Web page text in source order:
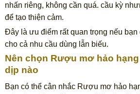
nhấn riêng, không cần quá. cầu kỳ
để tạo thiện cảm.
Đây là ưu điểm rất quan trọng nếu bạn
cho cả nhu cầu dùng lẫn biếu.
Nên chọn Rượu mơ hảo
dịp nào
Bạn có thể cân nhắc Rượu mơ hảo